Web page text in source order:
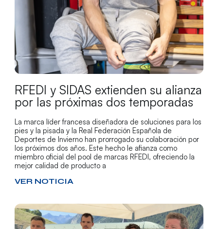
RFEDI y SIDAS extienden su alianza
por las próximas dos temporadas
La marca líder francesa diseñadora de soluciones para los
pies y la pisada y la Real Federación Española de
Deportes de Invierno han prorrogado su colaboración por
los próximos dos años. Este hecho le afianza como
miembro oficial del pool de marcas RFEDI, ofreciendo la
mejor calidad de producto a
VER NOTICIA